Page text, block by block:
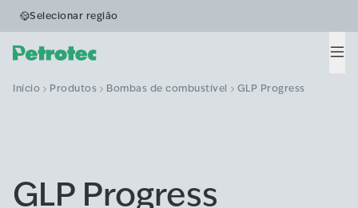
Selecionar região
Início Produtos Bombas de combustível GLP Progress
GLP Progress